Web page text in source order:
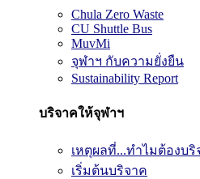
Chula Zero Waste
CU Shuttle Bus
MuvMi
จุฬาฯ กับความยั่งยืน
Sustainability Report
บริจาคให้จุฬาฯ
เหตุผลที่...ทำไมต้องบ
เริ่มต้นบริจาค